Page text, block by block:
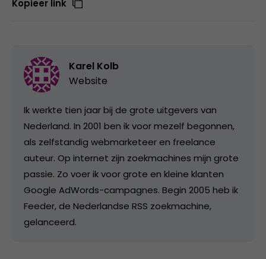
Kopieer link
Karel Kolb
Website
Ik werkte tien jaar bij de grote uitgevers van
Nederland. In 2001 ben ik voor mezelf begonnen,
als zelfstandig webmarketeer en freelance
auteur. Op internet zijn zoekmachines mijn grote
passie. Zo voer ik voor grote en kleine klanten
Google AdWords-campagnes. Begin 2005 heb ik
Feeder, de Nederlandse RSS zoekmachine,
gelanceerd.